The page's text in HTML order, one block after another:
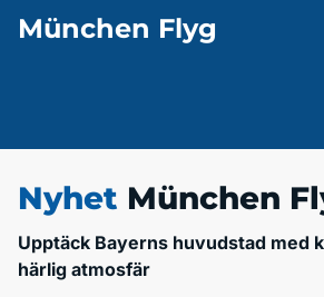
München Flyg
Nyhet München
Upptäck Bayerns huvudstad med
härlig atmosfär